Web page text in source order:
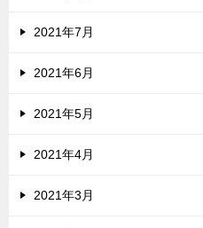
2021年7月
2021年6月
2021年5月
2021年4月
2021年3月